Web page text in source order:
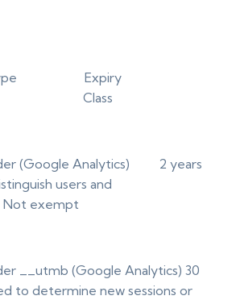
Expiry
Class
(Google Analytics) 2 years
users and
exempt
__utmb (Google Analytics) 30
determine new sessions or